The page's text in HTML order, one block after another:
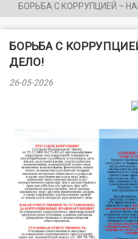
БОРЬБА С КОРРУПЦИЕЙ –
БОРЬБА С
ДЕЛО!
26-05-2026